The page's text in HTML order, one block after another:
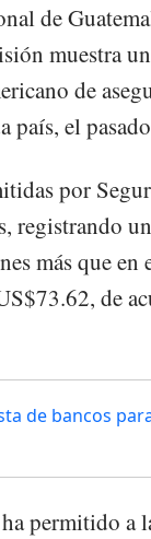
de
muestra
de
país, el
por
registrando
más que en
de
de bancos
permitido a